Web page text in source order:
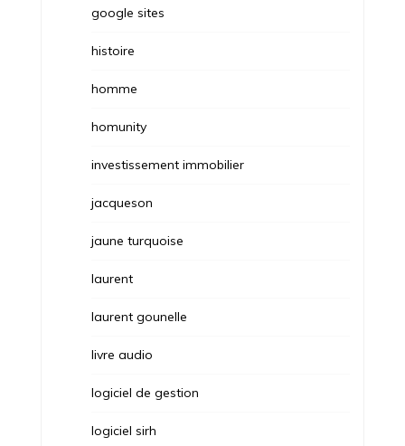
google sites
histoire
homme
homunity
investissement immobilier
jacqueson
jaune turquoise
laurent
laurent gounelle
livre audio
logiciel de gestion
logiciel sirh